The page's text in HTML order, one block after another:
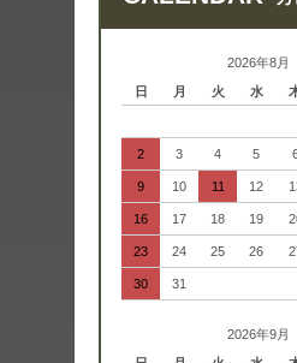
2026年8月
日
月 火 水
2 3 4 5
9 10 11 12
16 17 18 19
23 24 25 26
30 31
2026年9月